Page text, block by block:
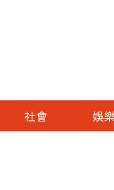
社會 娛樂
財經首頁
熱線
政